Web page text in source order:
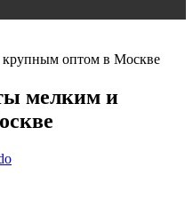
крупным оптом в Москве
мелким и